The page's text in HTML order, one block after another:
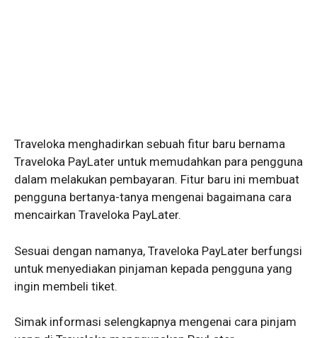
Traveloka menghadirkan sebuah fitur baru bernama
Traveloka PayLater untuk memudahkan para pengguna
dalam melakukan pembayaran. Fitur baru ini membuat
pengguna bertanya-tanya mengenai bagaimana cara
mencairkan Traveloka PayLater.
Sesuai dengan namanya, Traveloka PayLater berfungsi
untuk menyediakan pinjaman kepada pengguna yang
ingin membeli tiket.
Simak informasi selengkapnya mengenai cara pinjam